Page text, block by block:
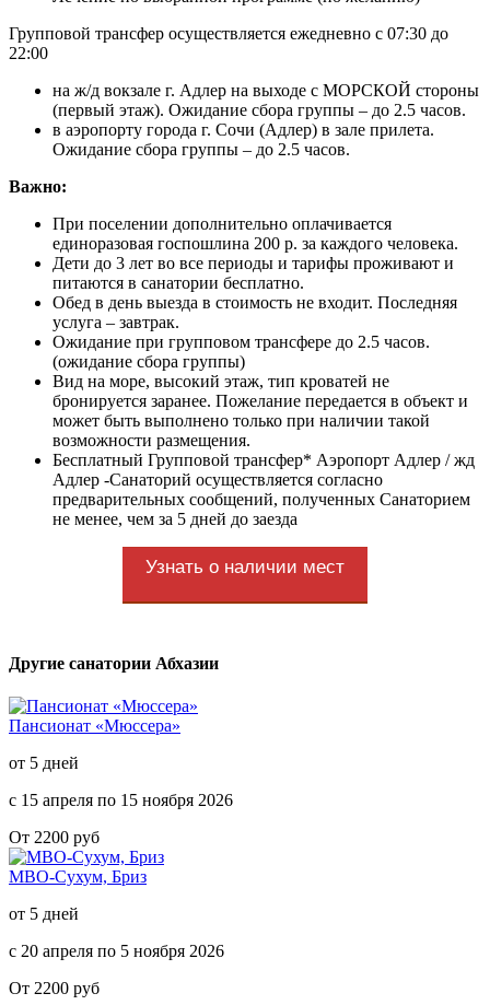
Групповой трансфер осуществляется ежедневно с 07:30 до
22:00
на ж/д вокзале г. Адлер на выходе с МОРСКОЙ стороны
(первый этаж). Ожидание сбора группы – до 2.5 часов.
в аэропорту города г. Сочи (Адлер) в зале прилета.
Ожидание сбора группы – до 2.5 часов.
Важно:
При поселении дополнительно оплачивается
единоразовая госпошлина 200 р. за каждого человека.
Дети до 3 лет во все периоды и тарифы проживают и
питаются в санатории бесплатно.
Обед в день выезда в стоимость не входит. Последняя
услуга – завтрак.
Ожидание при групповом трансфере до 2.5 часов.
(ожидание сбора группы)
Вид на море, высокий этаж, тип кроватей не
бронируется заранее. Пожелание передается в объект и
может быть выполнено только при наличии такой
возможности размещения.
Бесплатный Групповой трансфер* Аэропорт Адлер / жд
Адлер -Санаторий осуществляется согласно
предварительных сообщений, полученных Санаторием
не менее, чем за 5 дней до заезда
Узнать о наличии мест
Другие санатории Абхазии
Пансионат «Мюссера»
от 5 дней
с 15 апреля по 15 ноября 2026
От 2200 руб
МВО-Сухум, Бриз
от 5 дней
с 20 апреля по 5 ноября 2026
От 2200 руб